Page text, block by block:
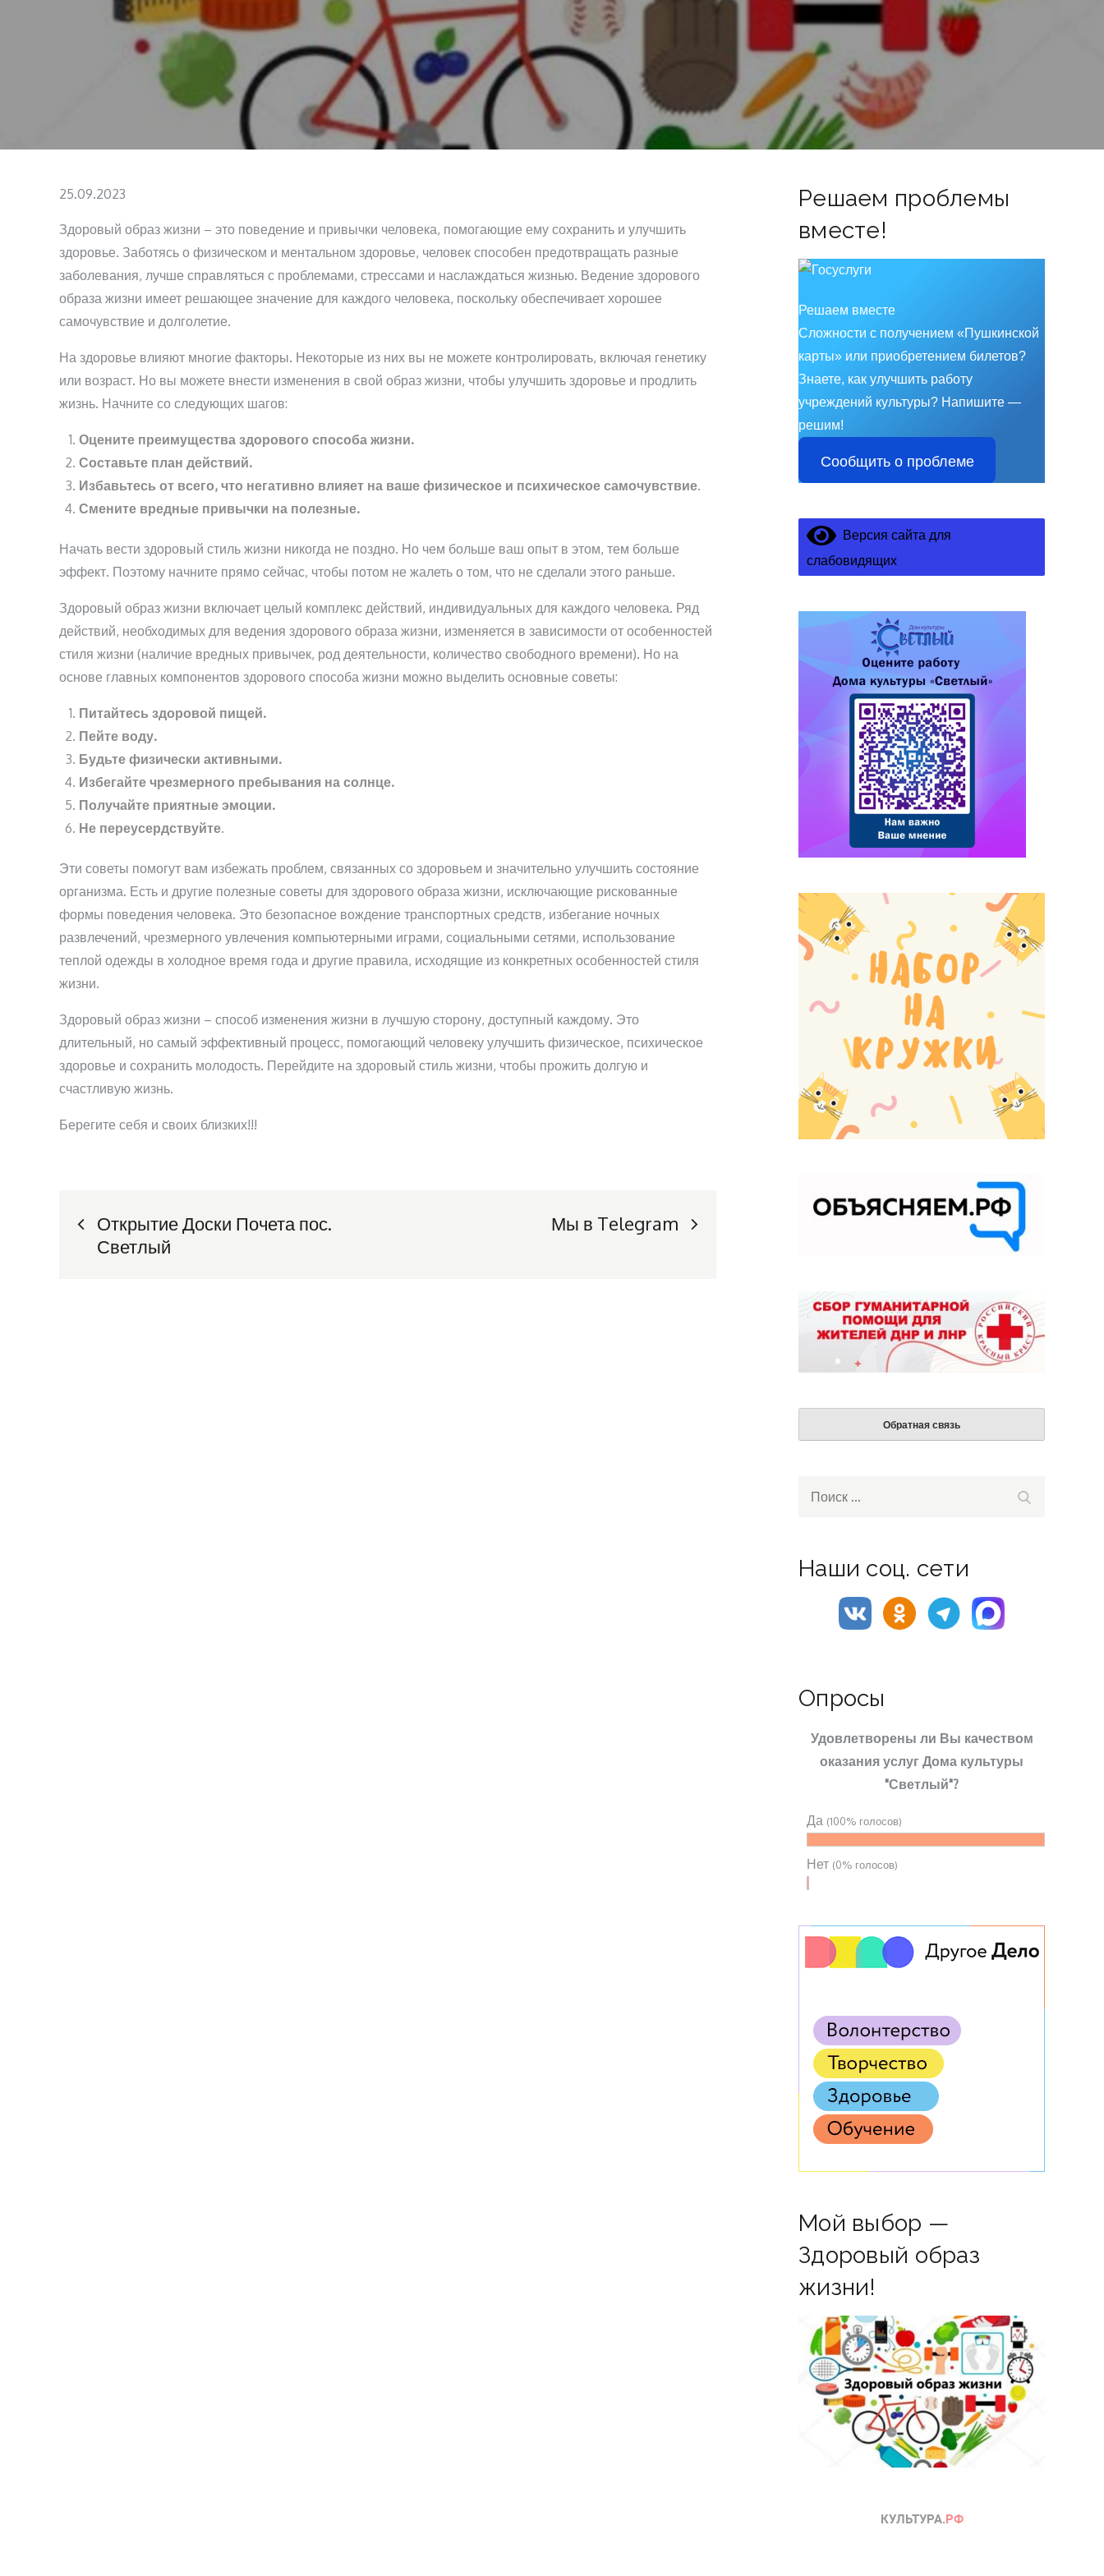
Posted
25.09.2023
Здоровый образ жизни – это поведение и привычки человека, помогающие ему сохранить и улучшить
здоровье. Заботясь о физическом и ментальном здоровье, человек способен предотвращать разные
заболевания, лучше справляться с проблемами, стрессами и наслаждаться жизнью. Ведение здорового
образа жизни имеет решающее значение для каждого человека, поскольку обеспечивает хорошее
самочувствие и долголетие.
На здоровье влияют многие факторы. Некоторые из них вы не можете контролировать, включая генетику
или возраст. Но вы можете внести изменения в свой образ жизни, чтобы улучшить здоровье и продлить
жизнь. Начните со следующих шагов:
Оцените преимущества здорового способа жизни.
Составьте план действий.
Избавьтесь от всего, что негативно влияет на ваше физическое и психическое самочувствие.
Смените вредные привычки на полезные.
Начать вести здоровый стиль жизни никогда не поздно. Но чем больше ваш опыт в этом, тем больше
эффект. Поэтому начните прямо сейчас, чтобы потом не жалеть о том, что не сделали этого раньше.
Здоровый образ жизни включает целый комплекс действий, индивидуальных для каждого человека. Ряд
действий, необходимых для ведения здорового образа жизни, изменяется в зависимости от особенностей
стиля жизни (наличие вредных привычек, род деятельности, количество свободного времени). Но на
основе главных компонентов здорового способа жизни можно выделить основные советы:
Питайтесь здоровой пищей.
Пейте воду.
Будьте физически активными.
Избегайте чрезмерного пребывания на солнце.
Получайте приятные эмоции.
Не переусердствуйте.
Эти советы помогут вам избежать проблем, связанных со здоровьем и значительно улучшить состояние
организма. Есть и другие полезные советы для здорового образа жизни, исключающие рискованные
формы поведения человека. Это безопасное вождение транспортных средств, избегание ночных
развлечений, чрезмерного увлечения компьютерными играми, социальными сетями, использование
теплой одежды в холодное время года и другие правила, исходящие из конкретных особенностей стиля
жизни.
Здоровый образ жизни – способ изменения жизни в лучшую сторону, доступный каждому. Это
длительный, но самый эффективный процесс, помогающий человеку улучшить физическое, психическое
здоровье и сохранить молодость. Перейдите на здоровый стиль жизни, чтобы прожить долгую и
счастливую жизнь.
Берегите себя и своих близких!!!
Навигация
Открытие Доски Почета пос.
Светлый
Мы в Telegram
Решаем проблемы
вместе!
Решаем вместе
Сложности с получением «Пушкинской
карты» или приобретением билетов?
Знаете, как улучшить работу
учреждений культуры? Напишите —
решим!
Сообщить о проблеме
Версия сайта для
слабовидящих
Обратная связь
Search
Наши соц. сети
Опросы
Удовлетворены ли Вы качеством
оказания услуг Дома культуры
"Светлый"?
Да (100% голосов)
Нет (0% голосов)
Мой выбор —
Здоровый образ
жизни!